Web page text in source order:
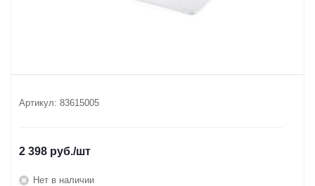
Артикул: 83615005
2 398 руб./шт
Нет в наличии